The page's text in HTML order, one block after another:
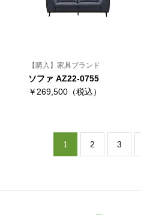
【購入】家具ブランド
ソファ AZ22-0755
￥269,500（税込）
1 2 3